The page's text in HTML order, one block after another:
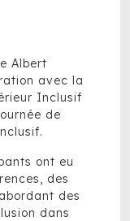
Albert
avec la
Inclusif
de
ont eu
des
des
dans